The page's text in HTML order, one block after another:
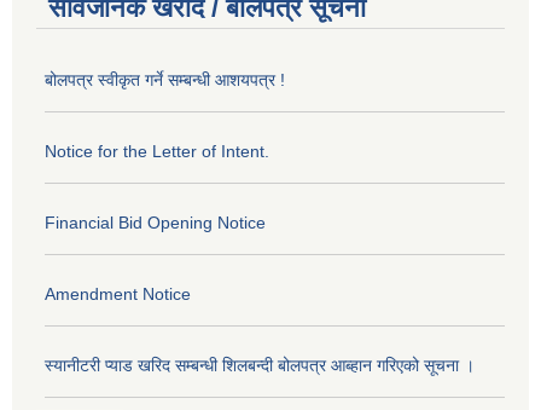
सार्वजनिक खरीद / बोलपत्र सूचना
बोलपत्र स्वीकृत गर्ने सम्बन्धी आशयपत्र !
Notice for the Letter of Intent.
Financial Bid Opening Notice
Amendment Notice
स्यानीटरी प्याड खरिद सम्बन्धी शिलबन्दी बोलपत्र आब्हान गरिएको सूचना ।